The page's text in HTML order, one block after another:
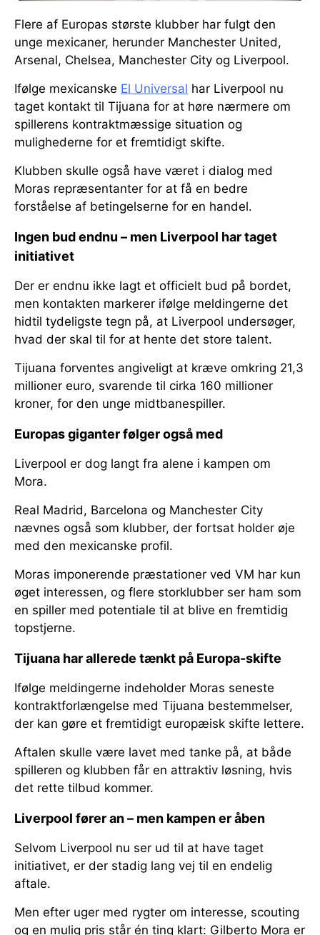
Flere af Europas største klubber har fulgt den
unge mexicaner, herunder Manchester United,
Arsenal, Chelsea, Manchester City og Liverpool.
Ifølge mexicanske El Universal har Liverpool nu
taget kontakt til Tijuana for at høre nærmere om
spillerens kontraktmæssige situation og
mulighederne for et fremtidigt skifte.
Klubben skulle også have været i dialog med
Moras repræsentanter for at få en bedre
forståelse af betingelserne for en handel.
Ingen bud endnu – men Liverpool har taget
initiativet
Der er endnu ikke lagt et officielt bud på bordet,
men kontakten markerer ifølge meldingerne det
hidtil tydeligste tegn på, at Liverpool undersøger,
hvad der skal til for at hente det store talent.
Tijuana forventes angiveligt at kræve omkring 21,3
millioner euro, svarende til cirka 160 millioner
kroner, for den unge midtbanespiller.
Europas giganter følger også med
Liverpool er dog langt fra alene i kampen om
Mora.
Real Madrid, Barcelona og Manchester City
nævnes også som klubber, der fortsat holder øje
med den mexicanske profil.
Moras imponerende præstationer ved VM har kun
øget interessen, og flere storklubber ser ham som
en spiller med potentiale til at blive en fremtidig
topstjerne.
Tijuana har allerede tænkt på Europa-skifte
Ifølge meldingerne indeholder Moras seneste
kontraktforlængelse med Tijuana bestemmelser,
der kan gøre et fremtidigt europæisk skifte lettere.
Aftalen skulle være lavet med tanke på, at både
spilleren og klubben får en attraktiv løsning, hvis
det rette tilbud kommer.
Liverpool fører an – men kampen er åben
Selvom Liverpool nu ser ud til at have taget
initiativet, er der stadig lang vej til en endelig
aftale.
Men efter uger med rygter om interesse, scouting
og en mulig pris står én ting klart: Gilberto Mora er